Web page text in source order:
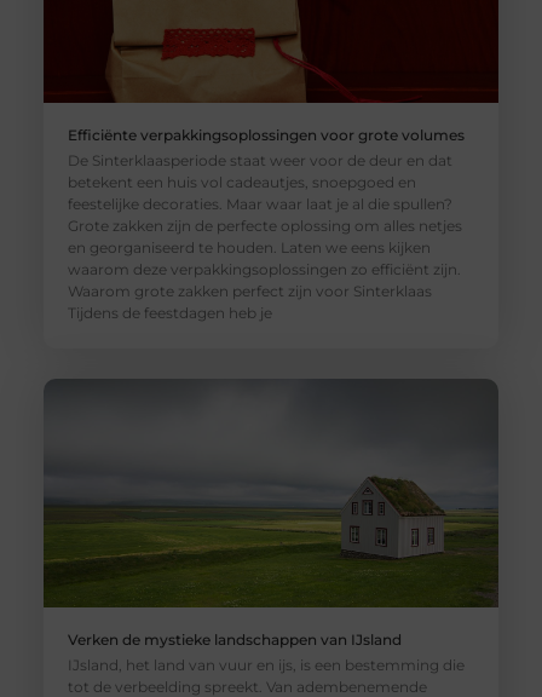
Efficiënte verpakkingsoplossingen voor grote volumes
De Sinterklaasperiode staat weer voor de deur en dat
betekent een huis vol cadeautjes, snoepgoed en
feestelijke decoraties. Maar waar laat je al die spullen?
Grote zakken zijn de perfecte oplossing om alles netjes
en georganiseerd te houden. Laten we eens kijken
waarom deze verpakkingsoplossingen zo efficiënt zijn.
Waarom grote zakken perfect zijn voor Sinterklaas
Tijdens de feestdagen heb je
Verken de mystieke landschappen van IJsland
IJsland, het land van vuur en ijs, is een bestemming die
tot de verbeelding spreekt. Van adembenemende